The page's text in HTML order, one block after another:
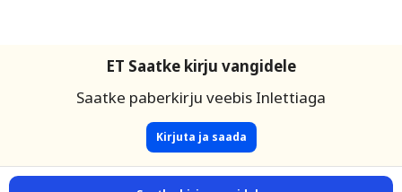
ET Saatke kirju vangidele
Saatke paberkirju veebis Inlettiaga
Kirjuta ja saada